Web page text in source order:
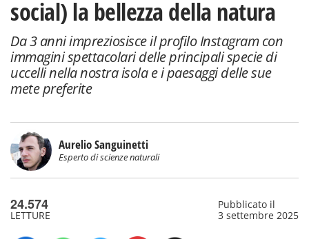
social) la bellezza della natura
Da 3 anni impreziosisce il profilo Instagram con
immagini spettacolari delle principali specie di
uccelli nella nostra isola e i paesaggi delle sue
mete preferite
Aurelio Sanguinetti
Esperto di scienze naturali
24.574
LETTURE
Pubblicato il
3 settembre 2025